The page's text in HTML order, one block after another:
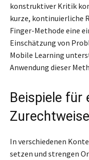
konstruktiver Kritik
kurze, kontinuierliche
Finger-Methode eine
Einschätzung von
Mobile Learning
Anwendung dieser
Beispiele für
In verschiedenen
setzen und strengen